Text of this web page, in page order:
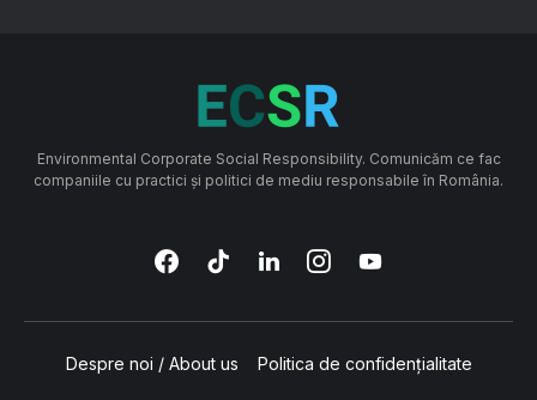
Environmental Corporate Social Responsibility. Comunicăm ce fac
companiile cu practici și politici de mediu responsabile în România.
Despre noi / About us Politica de confidențialitate